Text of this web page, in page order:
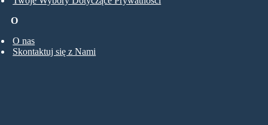
O
O nas
Skontaktuj się z Nami